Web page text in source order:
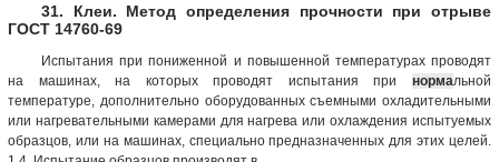
31. Клеи. Метод определения прочности при отрыве
ГОСТ 14760-69
Испытания при пониженной и повышенной температурах проводят
на машинах, на которых проводят испытания при нормальной
температуре, дополнительно оборудованных съемными охладительными
или нагревательными камерами для нагрева или охлаждения испытуемых
образцов, или на машинах, специально предназначенных для этих целей.